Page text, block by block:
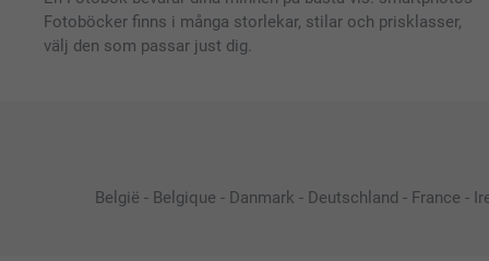
Fotoböcker finns i många storlekar, stilar och prisklasser,
välj den som passar just dig.
België - Belgique - Danmark - Deutschland - France -